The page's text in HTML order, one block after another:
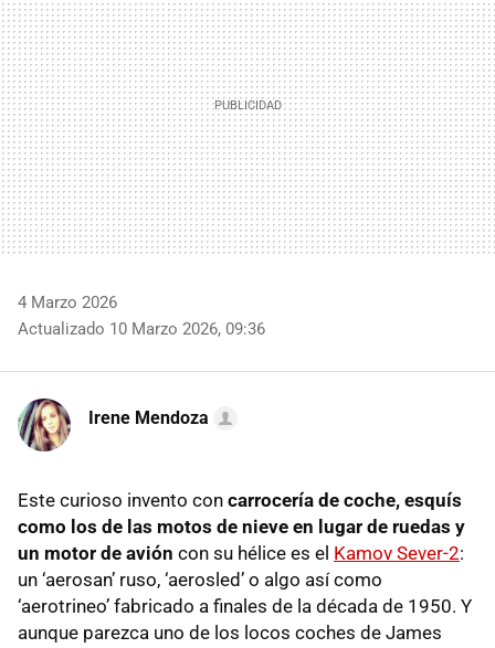
4 Marzo 2026
Actualizado 10 Marzo 2026, 09:36
Irene Mendoza
Este curioso invento con carrocería de coche, esquís
como los de las motos de nieve en lugar de ruedas y
un motor de avión con su hélice es el Kamov Sever-2:
un ‘aerosan’ ruso, ‘aerosled’ o algo así como
‘aerotrineo’ fabricado a finales de la década de 1950. Y
aunque parezca uno de los locos coches de James